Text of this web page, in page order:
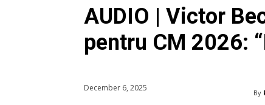
AUDIO | Victor
pentru CM 2026:
December 6, 2025 By